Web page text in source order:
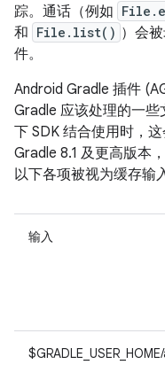
踪。通话（例如
和 File.list() ）会
件。
Android Gradle 插件
Gradle 应该处理的一
下 SDK 结合使用时，
Gradle 8.1 及更高版本
以下各项被视为缓存输
输入